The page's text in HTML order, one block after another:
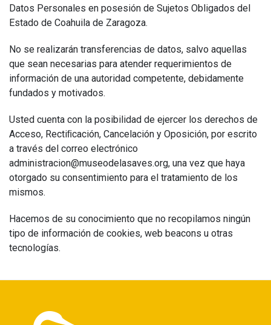
Datos Personales en posesión de Sujetos Obligados del
Estado de Coahuila de Zaragoza.
No se realizarán transferencias de datos, salvo aquellas
que sean necesarias para atender requerimientos de
información de una autoridad competente, debidamente
fundados y motivados.
Usted cuenta con la posibilidad de ejercer los derechos de
Acceso, Rectiﬁcación, Cancelación y Oposición, por escrito
a través del correo electrónico
administracion@museodelasaves.org, una vez que haya
otorgado su consentimiento para el tratamiento de los
mismos.
Hacemos de su conocimiento que no recopilamos ningún
tipo de información de cookies, web beacons u otras
tecnologías.